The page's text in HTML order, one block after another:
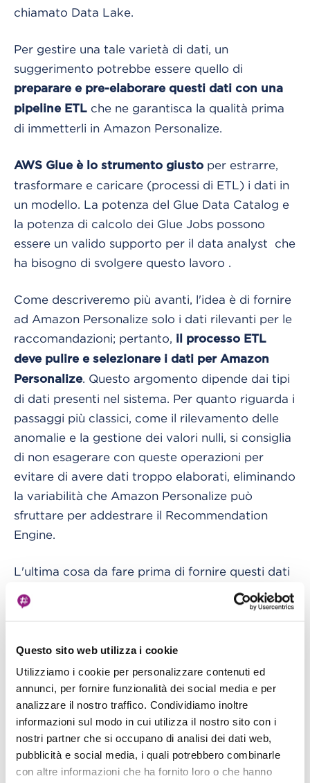
Questo sito web utilizza i cookie
Utilizziamo i cookie per personalizzare contenuti ed
annunci, per fornire funzionalità dei social media e per
analizzare il nostro traffico. Condividiamo inoltre
informazioni sul modo in cui utilizza il nostro sito con i
nostri partner che si occupano di analisi dei dati web,
pubblicità e social media, i quali potrebbero combinarle
con altre informazioni che ha fornito loro o che hanno
chiamato Data Lake.
Per gestire una tale varietà di dati, un
suggerimento potrebbe essere quello di
preparare e pre-elaborare questi dati con una
pipeline ETL che ne garantisca la qualità prima
di immetterli in Amazon Personalize.
AWS Glue è lo strumento giusto per estrarre,
trasformare e caricare (processi di ETL) i dati in
un modello. La potenza del Glue Data Catalog e
la potenza di calcolo dei Glue Jobs possono
essere un valido supporto per il data analyst che
ha bisogno di svolgere questo lavoro .
Come descriveremo più avanti, l'idea è di fornire
ad Amazon Personalize solo i dati rilevanti per le
raccomandazioni; pertanto, il processo ETL
deve pulire e selezionare i dati per Amazon
Personalize. Questo argomento dipende dai tipi
di dati presenti nel sistema. Per quanto riguarda i
passaggi più classici, come il rilevamento delle
anomalie e la gestione dei valori nulli, si consiglia
di non esagerare con queste operazioni per
evitare di avere dati troppo elaborati, eliminando
la variabilità che Amazon Personalize può
sfruttare per addestrare il Recommendation
Engine.
L'ultima cosa da fare prima di fornire questi dati
ad Amazon Personalize è scegliere il giusto set di
feature per il servizio. Amazon Personalize crea
di datasets. Il dominio del dataset group più
rilevante per il retail è l"e-commerce". Tre tipi di
set di dati caratterizzano questo dataset group:
Utenti
Articoli